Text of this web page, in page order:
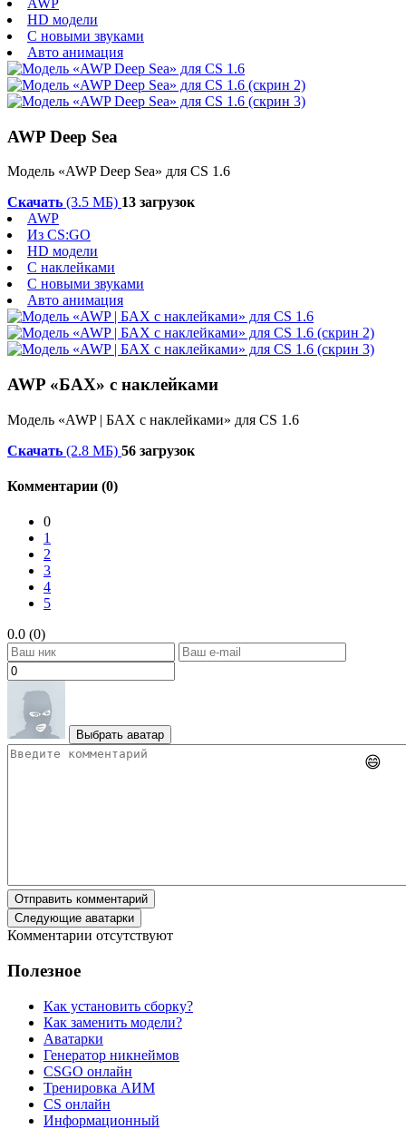
AWP
HD модели
С новыми звуками
Авто анимация
AWP Deep Sea
Модель «AWP Deep Sea» для CS 1.6
Скачать (3.5 МБ) 13 загрузок
AWP
Из CS:GO
HD модели
С наклейками
С новыми звуками
Авто анимация
AWP «БАХ» с наклейками
Модель «AWP | БАХ с наклейками» для CS 1.6
Скачать (2.8 МБ) 56 загрузок
Комментарии (0)
0
1
2
3
4
5
0.0 (0)
Выбрать аватар
😄
Отправить комментарий
Следующие аватарки
Комментарии отсутствуют
Полезное
Как установить сборку?
Как заменить модели?
Аватарки
Генератор никнеймов
CSGO онлайн
Тренировка АИМ
CS онлайн
Информационный